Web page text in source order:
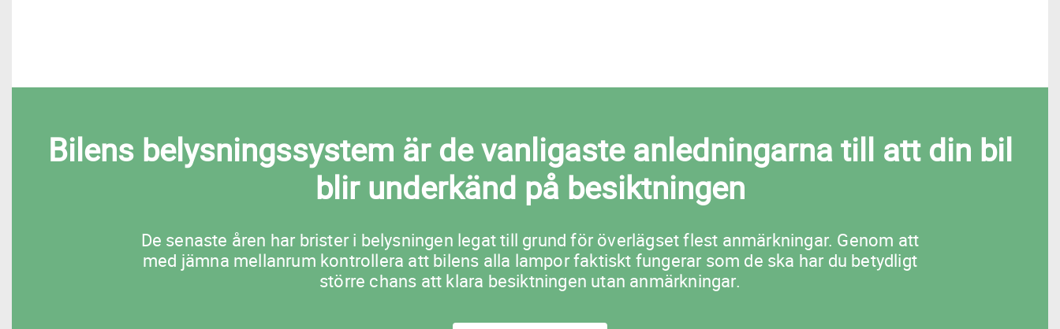
Bilens belysningssystem är de vanligaste anledningarna till att din bil
blir underkänd på besiktningen
De senaste åren har brister i belysningen legat till grund för överlägset flest anmärkningar. Genom att
med jämna mellanrum kontrollera att bilens alla lampor faktiskt fungerar som de ska har du betydligt
större chans att klara besiktningen utan anmärkningar.